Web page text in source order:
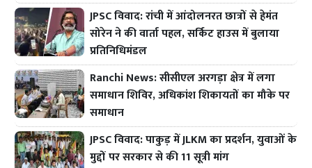
JPSC विवाद: रांची में आंदोलनरत छात्रों से हेमंत
सोरेन ने की वार्ता पहल, सर्किट हाउस में बुलाया
प्रतिनिधिमंडल
Ranchi News: सीसीएल अरगड़ा क्षेत्र में लगा
समाधान शिविर, अधिकांश शिकायतों का मौके पर
समाधान
JPSC विवाद: पाकुड़ में JLKM का प्रदर्शन, युवाओं के
मुद्दों पर सरकार से की 11 सूत्री मांग